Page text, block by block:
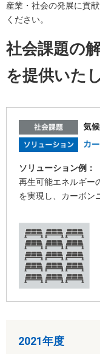
産業・社会の発展に貢
ください。
社会課題の
を提供いた
ソリューション例：
再生可能エネルギー
を実現し、カーボン
2021年度